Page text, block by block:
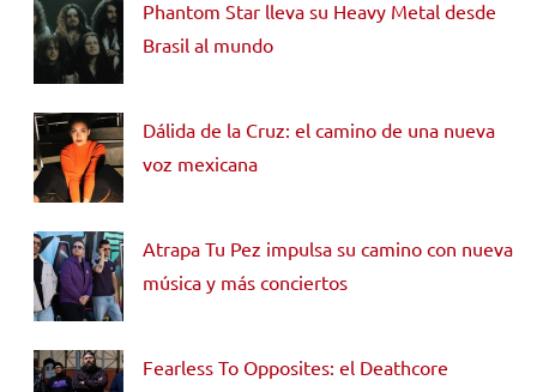
Phantom Star lleva su Heavy Metal desde
Brasil al mundo
Dálida de la Cruz: el camino de una nueva
voz mexicana
Atrapa Tu Pez impulsa su camino con nueva
música y más conciertos
Fearless To Opposites: el Deathcore